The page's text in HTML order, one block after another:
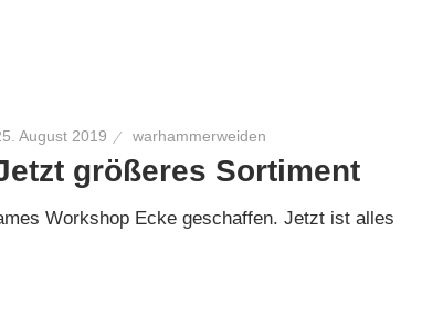
August 2019 warhammerweiden
größeres Sortiment
Workshop Ecke geschaffen. Jetzt ist alles